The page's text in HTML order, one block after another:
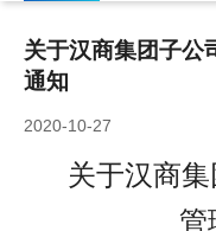
关于汉商集团子公
通知
2020-10-27
关于汉商
管